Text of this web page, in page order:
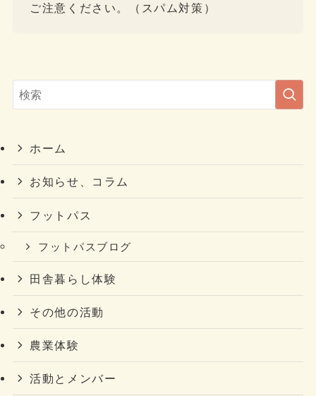
ご注意ください。（スパム対策）
ホーム
お知らせ、コラム
フットパス
フットパスブログ
田舎暮らし体験
その他の活動
農業体験
活動とメンバー